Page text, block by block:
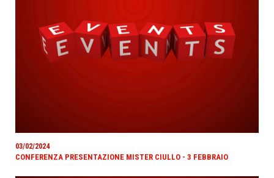
03/02/2024
CONFERENZA PRESENTAZIONE MISTER CIULLO - 3 FEBBRAIO